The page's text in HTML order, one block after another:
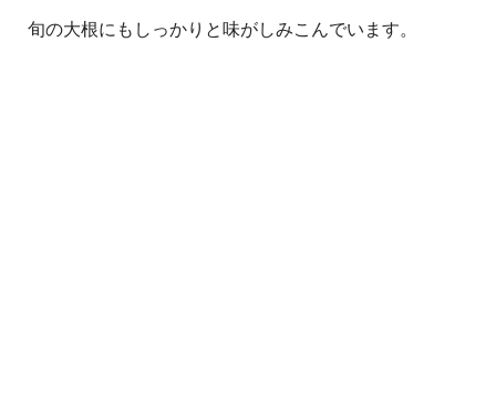
旬の大根にもしっかりと味がしみこんでいます。